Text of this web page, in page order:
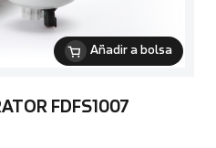
Añadir a bolsa
FDFS1007